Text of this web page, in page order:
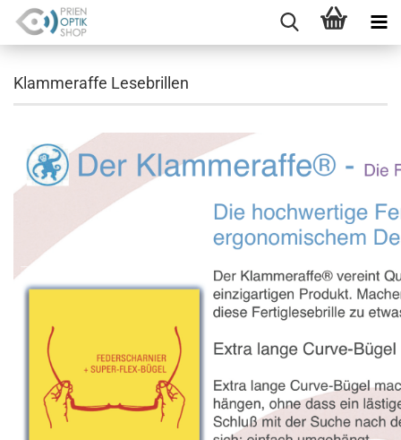
Klammeraffe Lesebrillen